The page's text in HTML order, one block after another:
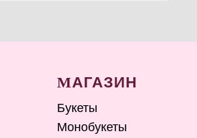
МАГАЗИН
Букеты
Монобукеты